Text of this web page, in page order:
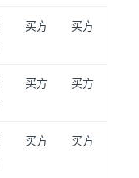
买方 买方
买方 买方
买方 买方